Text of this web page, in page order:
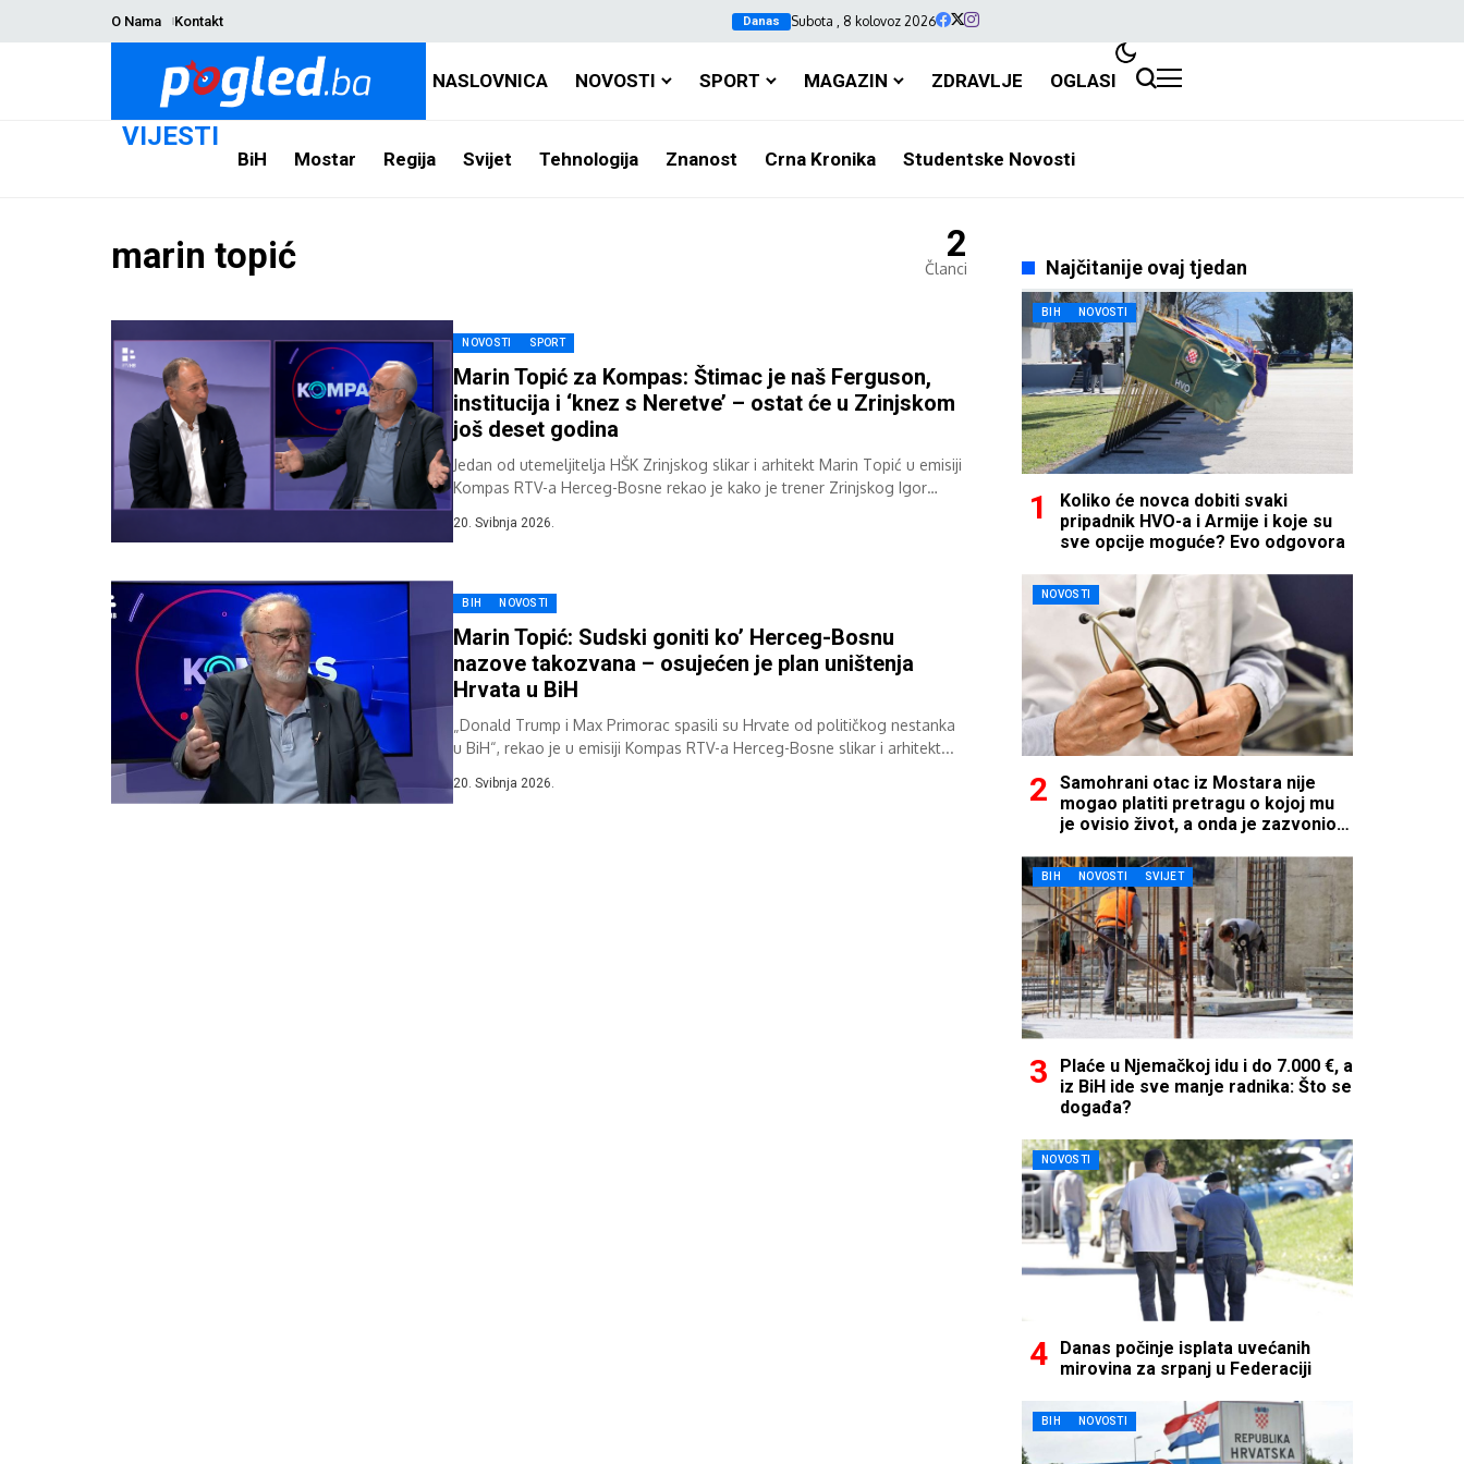
O Nama Kontakt Danas Subota , 8 kolovoz 2026
NASLOVNICA NOVOSTI SPORT MAGAZIN ZDRAVLJE OGLASI
VIJESTI
BiH Mostar Regija Svijet Tehnologija Znanost Crna Kronika Studentske Novosti
marin topić 2
Članci
NOVOSTI SPORT
Marin Topić za Kompas: Štimac je naš Ferguson,
institucija i ‘knez s Neretve’ – ostat će u Zrinjskom
još deset godina
Jedan od utemeljitelja HŠK Zrinjskog slikar i arhitekt Marin Topić u emisiji
Kompas RTV-a Herceg-Bosne rekao je kako je trener Zrinjskog Igor
20. Svibnja 2026.
BIH NOVOSTI
Marin Topić: Sudski goniti ko’ Herceg-Bosnu
nazove takozvana – osujećen je plan uništenja
Hrvata u BiH
„Donald Trump i Max Primorac spasili su Hrvate od političkog nestanka
u BiH“, rekao je u emisiji Kompas RTV-a Herceg-Bosne slikar i arhitekt...
20. Svibnja 2026.
Najčitanije ovaj tjedan
BIH NOVOSTI
Koliko će novca dobiti svaki
pripadnik HVO-a i Armije i koje su
sve opcije moguće? Evo odgovora
NOVOSTI
Samohrani otac iz Mostara nije
mogao platiti pretragu o kojoj mu
je ovisio život, a onda je zazvonio
BIH NOVOSTI SVIJET
Plaće u Njemačkoj idu i do 7.000 €, a
iz BiH ide sve manje radnika: Što se
događa?
NOVOSTI
Danas počinje isplata uvećanih
mirovina za srpanj u Federaciji
BIH NOVOSTI